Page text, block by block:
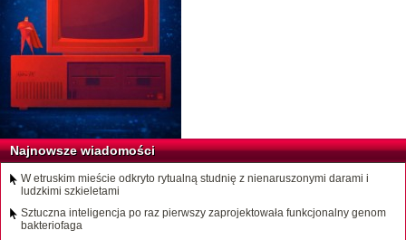
Najnowsze wiadomości
W etruskim mieście odkryto rytualną studnię z nienaruszonymi darami i
ludzkimi szkieletami
Sztuczna inteligencja po raz pierwszy zaprojektowała funkcjonalny genom
bakteriofaga